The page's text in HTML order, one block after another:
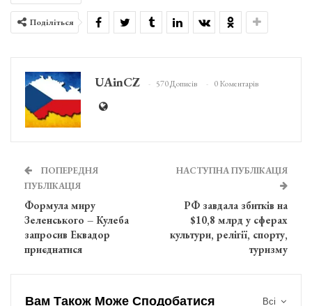
Поділіться
UAinCZ 570 Дописів 0 Коментарів
ПОПЕРЕДНЯ
ПУБЛІКАЦІЯ
Формула миру
Зеленського – Кулеба
запросив Еквадор
приєднатися
НАСТУПНА ПУБЛІКАЦІЯ
РФ завдала збитків на
$10,8 млрд у сферах
культури, релігії, спорту,
туризму
Всі
Вам Також Може Сподобатися